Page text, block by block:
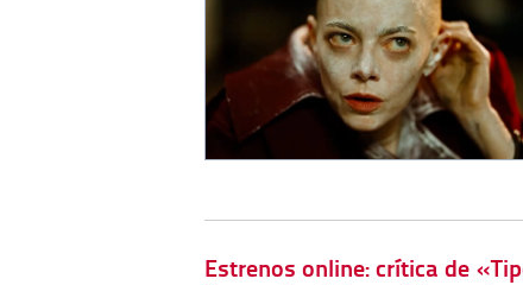
Estrenos online: crítica de